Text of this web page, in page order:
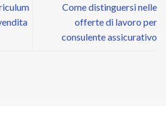
Come distinguersi nelle
offerte di lavoro per
consulente assicurativo